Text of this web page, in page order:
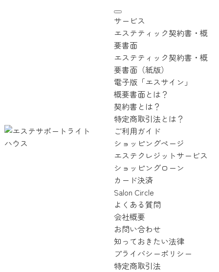
サービス
エステティック契約書・概
要書面
エステティック契約書・概
要書面（紙版）
電子版「エスサイン」
概要書面とは？
契約書とは？
特定商取引法とは？
ご利用ガイド
ショッピングページ
エステクレジットサービス
ショッピングローン
カード決済
Salon Circle
よくある質問
会社概要
お問い合わせ
知っておきたい法律
プライバシーポリシー
特定商取引法